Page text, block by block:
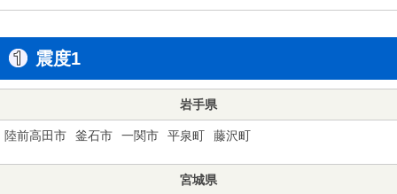
震度1
岩手県
陸前高田市 釜石市 一関市 平泉町 藤沢町
宮城県